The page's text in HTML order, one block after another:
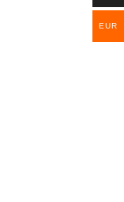
EUR